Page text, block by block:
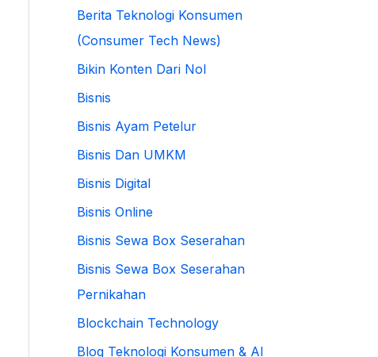
Berita Teknologi Konsumen
(Consumer Tech News)
Bikin Konten Dari Nol
Bisnis
Bisnis Ayam Petelur
Bisnis Dan UMKM
Bisnis Digital
Bisnis Online
Bisnis Sewa Box Seserahan
Bisnis Sewa Box Seserahan
Pernikahan
Blockchain Technology
Blog Teknologi Konsumen & AI